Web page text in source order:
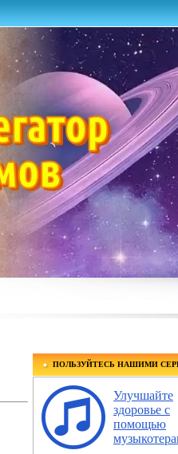
ПОЛЬЗУЙТЕСЬ НАШИМИ
Улучшайте
здоровье с
помощью